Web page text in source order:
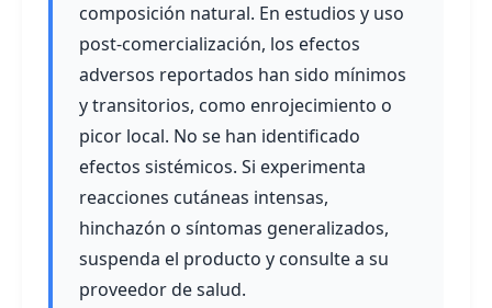
composición natural. En estudios y uso
post-comercialización, los efectos
adversos reportados han sido mínimos
y transitorios, como enrojecimiento o
picor local. No se han identificado
efectos sistémicos. Si experimenta
reacciones cutáneas intensas,
hinchazón o síntomas generalizados,
suspenda el producto y consulte a su
proveedor de salud.